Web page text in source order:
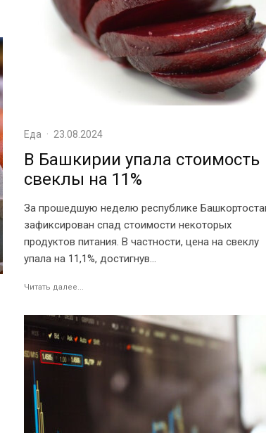
Еда · 23.08.2024
В Башкирии упала стоимость
свеклы на 11%
За прошедшую неделю республике
зафиксирован спад стоимости некоторых
продуктов питания. В частности, цена на свеклу
упала на 11,1%, достигнув...
Читать далее...